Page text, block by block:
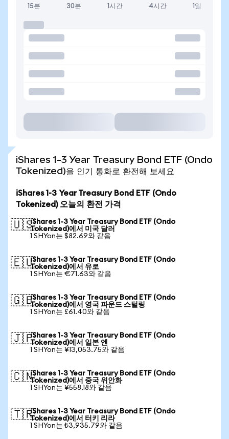
15분 30분 1시간 4시간 1일
iShares 1-3 Year Treasury Bond ETF (Ondo
Tokenized)을 인기 통화로 환전해 보세요
iShares 1-3 Year Treasury Bond ETF (Ondo
Tokenized) 오늘의 환전 가격
🇺🇸iShares 1-3 Year Treasury Bond ETF (Ondo
Tokenized)에서 미국 달러
1 SHYon는 $82.69와 같음
🇪🇺iShares 1-3 Year Treasury Bond ETF (Ondo
Tokenized)에서 유로
1 SHYon는 €71.63와 같음
🇬🇧iShares 1-3 Year Treasury Bond ETF (Ondo
Tokenized)에서 영국 파운드 스털링
1 SHYon는 £61.40와 같음
🇯🇵iShares 1-3 Year Treasury Bond ETF (Ondo
Tokenized)에서 일본 엔
1 SHYon는 ¥13,053.75와 같음
🇨🇳iShares 1-3 Year Treasury Bond ETF (Ondo
Tokenized)에서 중국 위안화
1 SHYon는 ¥558.18와 같음
🇹🇷iShares 1-3 Year Treasury Bond ETF (Ondo
Tokenized)에서 터키 리라
1 SHYon는 ₺3,935.79와 같음